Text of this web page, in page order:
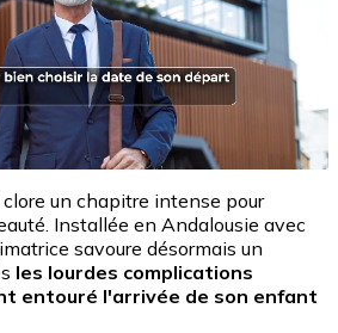
un chapitre intense pour
Installée en Andalousie avec
savoure désormais un
les lourdes complications
entouré l'arrivée de son enfant